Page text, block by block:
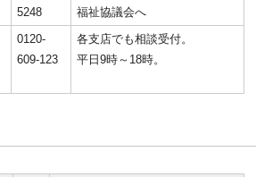
5248
福祉協議会へ
0120-
609-123
各支店でも相談受付。
平日9時～18時。